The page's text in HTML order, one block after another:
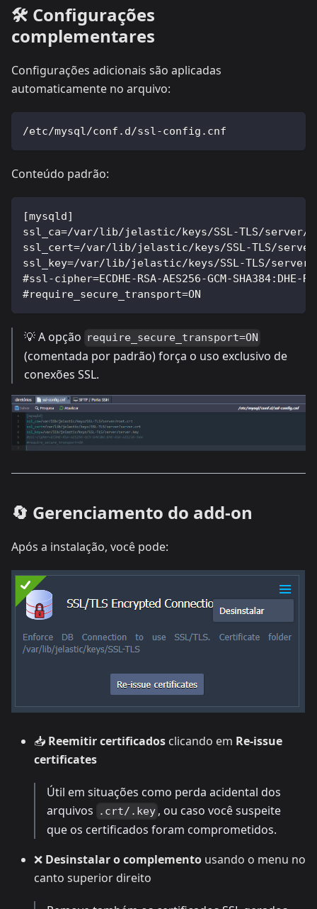
🛠️ Configurações
complementares
Configurações adicionais são aplicadas
automaticamente no arquivo:
/etc/mysql/conf.d/ssl-config.cnf
Conteúdo padrão:
[mysqld]
ssl_ca=/var/lib/jelastic/keys/SSL-TLS/
ssl_cert=/var/lib/jelastic/keys/SSL-TLS/
ssl_key=/var/lib/jelastic/keys/SSL-TLS/server/
#ssl-cipher=ECDHE-RSA-AES256-GCM-SHA384:DHE-
#require_secure_transport=ON
💡 A opção require_secure_transport=ON
(comentada por padrão) força o uso exclusivo de
conexões SSL.
🔄 Gerenciamento do add-on
Após a instalação, você pode:
📥 Reemitir certificados clicando em Re-issue
certificates
Útil em situações como perda acidental dos
arquivos
.crt/.key , ou caso você suspeite
que os certificados foram comprometidos.
❌ Desinstalar o complemento usando o menu no
canto superior direito